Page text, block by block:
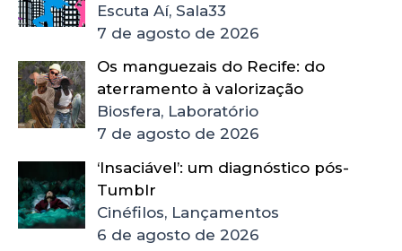
Escuta Aí, Sala33
7 de agosto de 2026
Os manguezais do Recife: do
aterramento à valorização
Biosfera, Laboratório
7 de agosto de 2026
‘Insaciável’: um diagnóstico pós-
Tumblr
Cinéfilos, Lançamentos
6 de agosto de 2026